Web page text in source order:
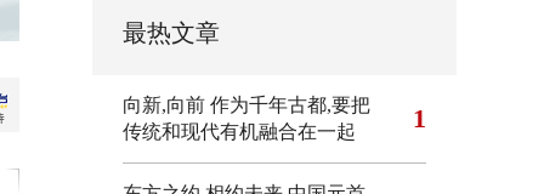
最热文章
向新,向前 作为千年古都,要把
传统和现代有机融合在一起
1